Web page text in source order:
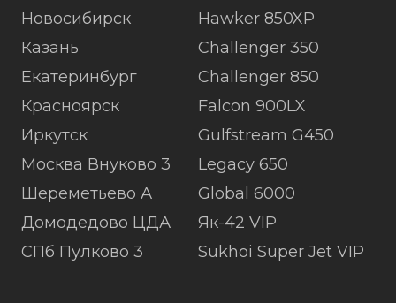
Новосибирск
Казань
Екатеринбург
Красноярск
Иркутск
Москва Внуково 3
Шереметьево А
Домодедово ЦДА
СПб Пулково 3
Hawker 850XP
Challenger 350
Challenger 850
Falcon 900LX
Gulfstream G450
Legacy 650
Global 6000
Як-42 VIP
Sukhoi Super Jet VIP